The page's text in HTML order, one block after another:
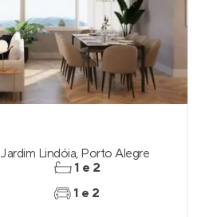
Jardim Lindóia, Porto Alegre
1 e 2
1 e 2